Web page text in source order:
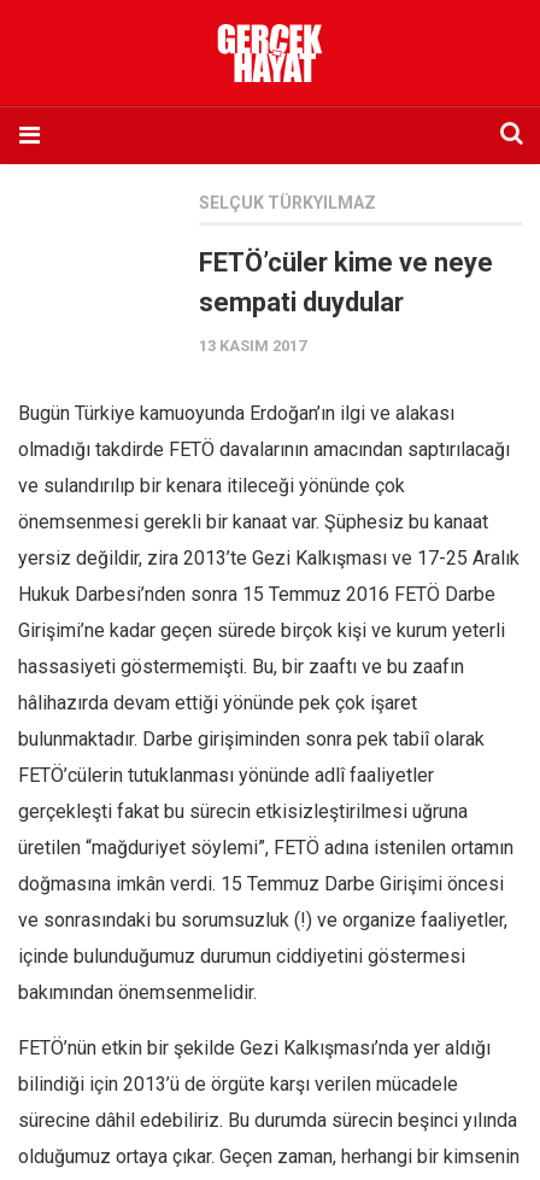
Abone olmak istiyorum
Eksik sayıların temini
Sosyal Medya
Twitter
Facebook
Instagram
YouTube
Editörden
Mahmut Toptaş
Yvonne Ridley
Barış Tarımcıoğlu
Ömer Kayani
Yusuf Armağan
Hasanali Yıldırım
Leyla Şerif Emin
Selçuk Türkyılmaz
Mehmet Ali Tekin
Abir E. Nahas
SELÇUK TÜRKYILMAZ
FETÖ’cüler kime ve neye
sempati duydular
13 KASIM 2017
Bugün Türkiye kamuoyunda Erdoğan’ın ilgi ve alakası
olmadığı takdirde FETÖ davalarının amacından saptırılacağı
ve sulandırılıp bir kenara itileceği yönünde çok
önemsenmesi gerekli bir kanaat var. Şüphesiz bu kanaat
yersiz değildir, zira 2013’te Gezi Kalkışması ve 17-25 Aralık
Hukuk Darbesi’nden sonra 15 Temmuz 2016 FETÖ Darbe
Girişimi’ne kadar geçen sürede birçok kişi ve kurum yeterli
hassasiyeti göstermemişti. Bu, bir zaaftı ve bu zaafın
hâlihazırda devam ettiği yönünde pek çok işaret
bulunmaktadır. Darbe girişiminden sonra pek tabiî olarak
FETÖ’cülerin tutuklanması yönünde adlî faaliyetler
gerçekleşti fakat bu sürecin etkisizleştirilmesi uğruna
üretilen “mağduriyet söylemi”, FETÖ adına istenilen ortamın
doğmasına imkân verdi. 15 Temmuz Darbe Girişimi öncesi
ve sonrasındaki bu sorumsuzluk (!) ve organize faaliyetler,
içinde bulunduğumuz durumun ciddiyetini göstermesi
bakımından önemsenmelidir.
FETÖ’nün etkin bir şekilde Gezi Kalkışması’nda yer aldığı
bilindiği için 2013’ü de örgüte karşı verilen mücadele
sürecine dâhil edebiliriz. Bu durumda sürecin beşinci yılında
olduğumuz ortaya çıkar. Geçen zaman, herhangi bir kimsenin